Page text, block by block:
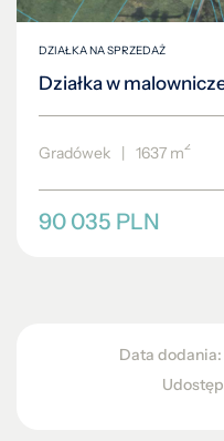
DZIAŁKA NA SPRZEDAŻ
Działka w
Gradówek | 1637 m2
90 035 PLN
Data dodania: